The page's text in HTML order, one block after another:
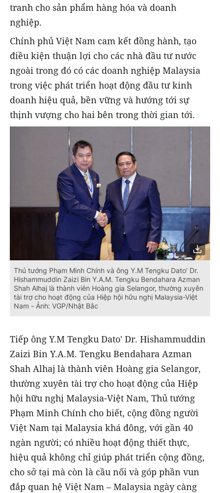
tranh cho sản phẩm hàng hóa và doanh
nghiệp.
Chính phủ Việt Nam cam kết đồng hành, tạo
điều kiện thuận lợi cho các nhà đầu tư nước
ngoài trong đó có các doanh nghiệp Malaysia
trong việc phát triển hoạt động đầu tư kinh
doanh hiệu quả, bền vững và hướng tới sự
thịnh vượng cho hai bên trong thời gian tới.
Thủ tướng Phạm Minh Chính và ông Y.M Tengku Dato' Dr.
Hishammuddin Zaizi Bin Y.A.M. Tengku Bendahara Azman
Shah Alhaj là thành viên Hoàng gia Selangor, thường xuyên
tài trợ cho hoạt động của Hiệp hội hữu nghị Malaysia-Việt
Nam - Ảnh: VGP/Nhật Bắc
Tiếp ông Y.M Tengku Dato' Dr. Hishammuddin
Zaizi Bin Y.A.M. Tengku Bendahara Azman
Shah Alhaj là thành viên Hoàng gia Selangor,
thường xuyên tài trợ cho hoạt động của Hiệp
hội hữu nghị Malaysia-Việt Nam, Thủ tướng
Phạm Minh Chính cho biết, cộng đồng người
Việt Nam tại Malaysia khá đông, với gần 40
ngàn người; có nhiều hoạt động thiết thực,
hiệu quả không chỉ giúp phát triển cộng đồng,
cho sở tại mà còn là cầu nối và góp phần vun
đắp quan hệ Việt Nam – Malaysia ngày càng